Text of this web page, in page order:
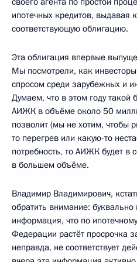
ипотечных кредитов, выдавая
соответствующую облигацию.
Эта облигация впервые
Мы посмотрели, как инвесторы
спросом среди зарубежных и
Думаем, что в этом году такой
АИЖК в объёме около 50
позволит (мы не хотим, чтобы
то перегрев или какую-то
потребность, то АИЖК будет в
в большем объёме.
Владимир Владимирович,
обратить внимание:
информация, что по
Федерации растёт просрочка
неправда, не соответствует